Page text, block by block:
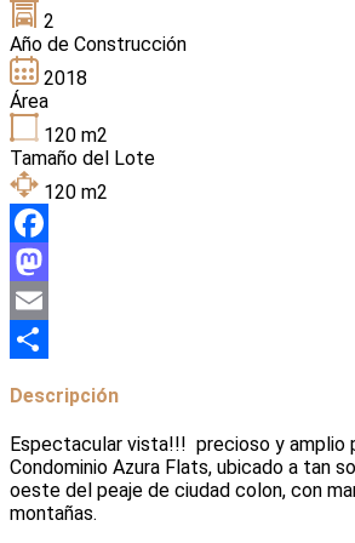
2
Año de Construcción
2018
Área
120 m2
Tamaño del Lote
120 m2
Facebook
Mastodon
Email
Descripción
Espectacular vista!!! precioso y amplio
Condominio Azura Flats, ubicado a tan
oeste del peaje de ciudad colon, con
montañas.